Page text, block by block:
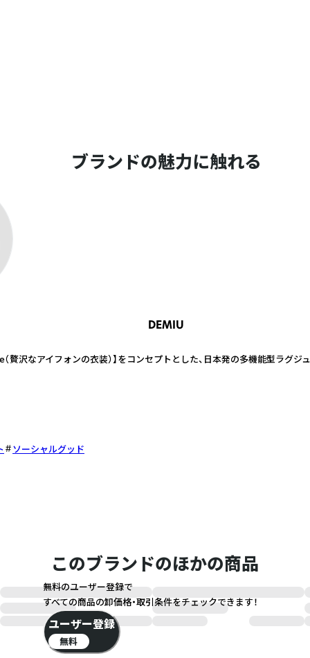
ブランドの魅力に触れる
DEMIU
贅沢なアイフォンの衣装）】をコンセプトとした、日本発の多機能型ラグジ
ソーシャルグッド
このブランドのほかの商品
無料のユーザー登録で
すべての商品の卸価格・取引条件をチェックできます！
ユーザー登録
無料